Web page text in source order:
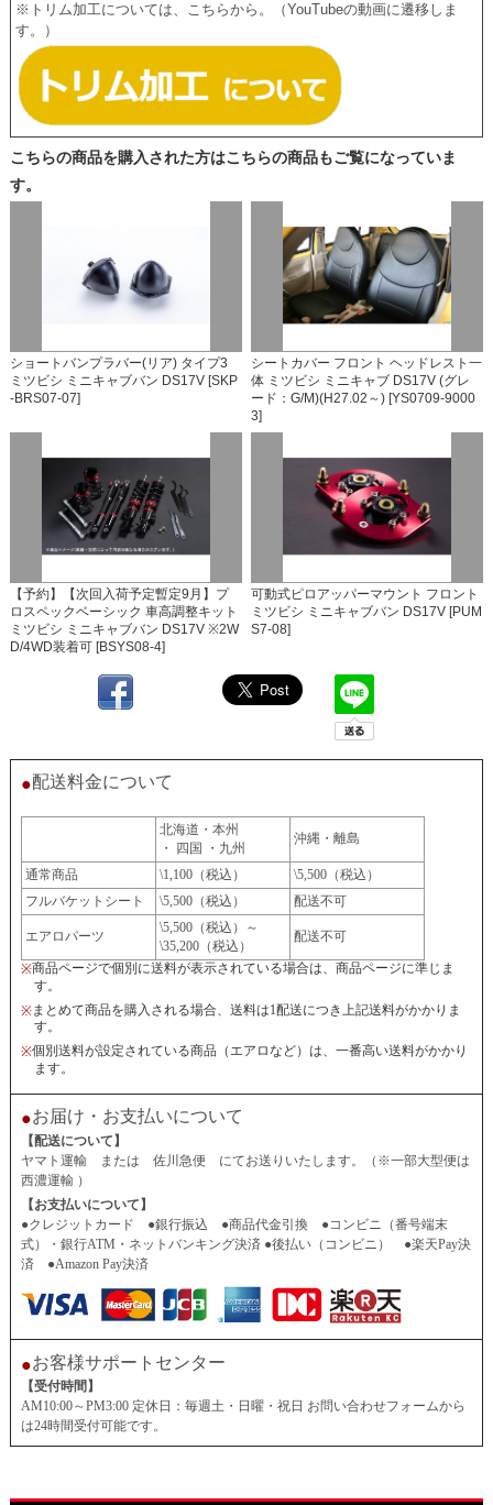
※トリム加工については、こちらから。（YouTubeの動画に遷移しま
す。）
こちらの商品を購入された方はこちらの商品もご覧になっていま
す。
ショートバンプラバー(リア) タイプ3
ミツビシ ミニキャブバン DS17V [SKP
-BRS07-07]
シートカバー フロント ヘッドレスト一
体 ミツビシ ミニキャブ DS17V (グレ
ード：G/M)(H27.02～) [YS0709-9000
3]
【予約】【次回入荷予定暫定9月】プ
ロスペックベーシック 車高調整キット
ミツビシ ミニキャブバン DS17V ※2W
D/4WD装着可 [BSYS08-4]
可動式ピロアッパーマウント フロント
ミツビシ ミニキャブバン DS17V [PUM
S7-08]
●配送料金について
北海道・本州
・ 四国 ・九州
沖縄・離島
通常商品 \1,100（税込）
\5,500（税込）
フルバケットシート
\5,500（税込） 配送不可
エアロパーツ
\5,500（税込）～
\35,200（税込）
配送不可
※商品ページで個別に送料が表示されている場合は、商品ページに準じま
す。
※まとめて商品を購入される場合、送料は1配送につき上記送料がかかりま
す。
※個別送料が設定されている商品（エアロなど）は、一番高い送料がかかり
ます。
●お届け・お支払いについて
【配送について】
ヤマト運輸 または 佐川急便 にてお送りいたします。（※一部大型便は
西濃運輸 ）
【お支払いについて】
●クレジットカード ●銀行振込 ●商品代金引換 ●コンビニ（番号端末
式）・銀行ATM・ネットバンキング決済 ●後払い（コンビニ） ●楽天Pay決
済 ●Amazon Pay決済
●お客様サポートセンター
【受付時間】
AM10:00～PM3:00 定休日：毎週土・日曜・祝日 お問い合わせフォームから
は24時間受付可能です。